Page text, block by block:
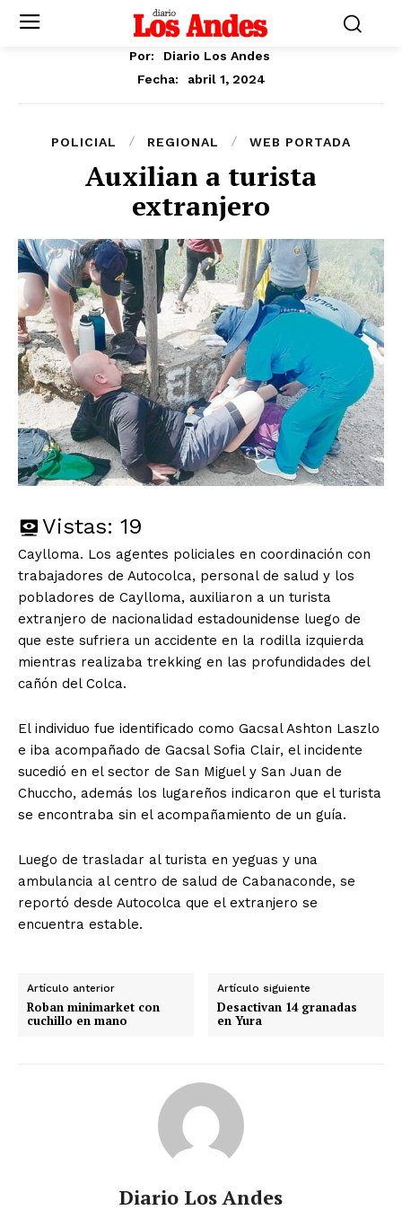
Por:
Diario Los Andes
Fecha:
abril 1, 2024
POLICIAL REGIONAL WEB PORTADA
Auxilian a turista
extranjero
Vistas: 19
Caylloma. Los agentes policiales en coordinación con
trabajadores de Autocolca, personal de salud y los
pobladores de Caylloma, auxiliaron a un turista
extranjero de nacionalidad estadounidense luego de
que este sufriera un accidente en la rodilla izquierda
mientras realizaba trekking en las profundidades del
cañón del Colca.
El individuo fue identificado como Gacsal Ashton Laszlo
e iba acompañado de Gacsal Sofia Clair, el incidente
sucedió en el sector de San Miguel y San Juan de
Chuccho, además los lugareños indicaron que el turista
se encontraba sin el acompañamiento de un guía.
Luego de trasladar al turista en yeguas y una
ambulancia al centro de salud de Cabanaconde, se
reportó desde Autocolca que el extranjero se
encuentra estable.
Artículo anterior
Roban minimarket con
cuchillo en mano
Artículo siguiente
Desactivan 14 granadas
en Yura
Diario Los Andes